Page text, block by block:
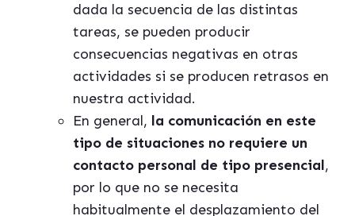
dada la secuencia de las distintas
tareas, se pueden producir
consecuencias negativas en otras
actividades si se producen retrasos en
nuestra actividad.
En general, la comunicación en este
tipo de situaciones no requiere un
contacto personal de tipo presencial,
por lo que no se necesita
habitualmente el desplazamiento del